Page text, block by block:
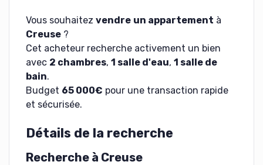
Vous souhaitez vendre un appartement à
Creuse?
Cet acheteur recherche activement un bien
avec 2 chambres, 1 salle d'eau, 1 salle de
bain.
Budget 65 000€ pour une transaction rapide
et sécurisée.
Détails de la recherche
Recherche à Creuse